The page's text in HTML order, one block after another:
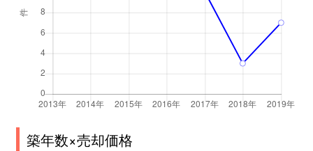
築年数×売却価格